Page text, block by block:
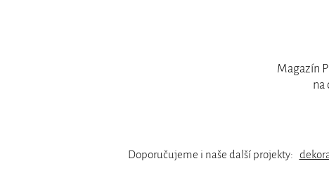
Magazín
na
Doporučujeme i naše další projekty: